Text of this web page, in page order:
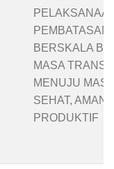
PEMBATASAN
BERSKALA
MASA
MENUJU
SEHAT, AMAN,
PRODUKTIF